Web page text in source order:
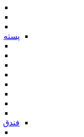
پسته
فندق